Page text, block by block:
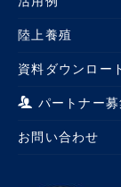
陸上養殖
資料ダウンロー
パートナー募
お問い合わせ